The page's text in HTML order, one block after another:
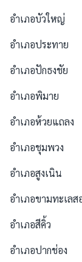
อำเภอบัวใหญ่
อำเภอประทาย
อำเภอปักธงชัย
อำเภอพิมาย
อำเภอห้วยแถลง
อำเภอชุมพวง
อำเภอสูงเนิน
อำเภอขามทะเลส
อำเภอสีคิ้ว
อำเภอปากช่อง